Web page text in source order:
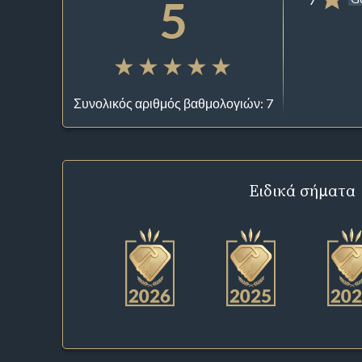
5
Συνολικός αριθμός βαθμολογιών: 7
Ειδικά σήματα